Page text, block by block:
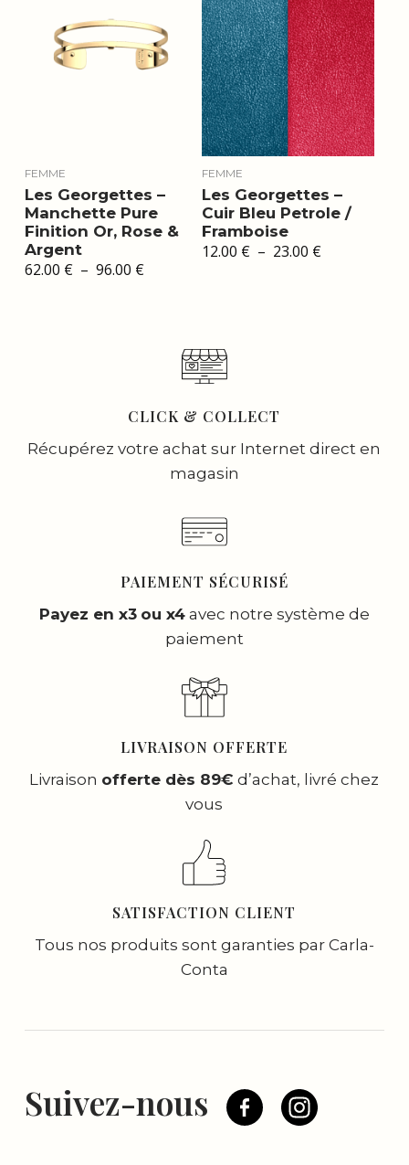
FEMME
Les Georgettes –
Manchette Pure
Finition Or, Rose &
Argent
62.00 € – 96.00 €Plage
FEMME
Les Georgettes –
Cuir Bleu Petrole /
Framboise
12.00 € – 23.00 €
CLICK & COLLECT
Récupérez votre achat sur Internet direct en
magasin
PAIEMENT SÉCURISÉ
Payez en x3 ou x4avec notre système de
paiement
LIVRAISON OFFERTE
Livraison offerte dès 89€ d’achat, livré chez
vous
SATISFACTION CLIENT
Tous nos produits sont garanties par Carla-
Conta
Suivez-nous